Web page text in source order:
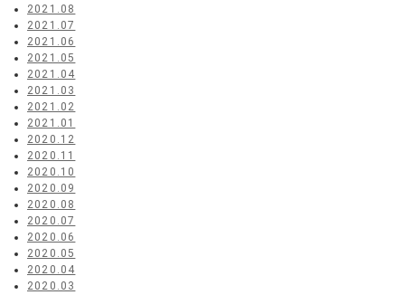
2021.08
2021.07
2021.06
2021.05
2021.04
2021.03
2021.02
2021.01
2020.12
2020.11
2020.10
2020.09
2020.08
2020.07
2020.06
2020.05
2020.04
2020.03